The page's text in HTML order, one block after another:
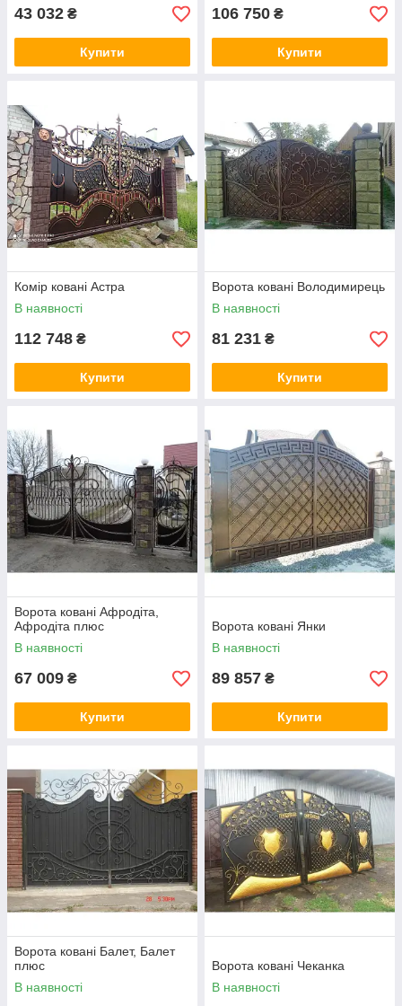
43 032 ₴
Купити
106 750 ₴
Купити
Комір ковані Астра
В наявності
112 748 ₴
Купити
Ворота ковані Володимирець
В наявності
81 231 ₴
Купити
Ворота ковані Афродіта,
Афродіта плюс
В наявності
67 009 ₴
Купити
Ворота ковані Янки
В наявності
89 857 ₴
Купити
Ворота ковані Балет, Балет
плюс
В наявності
Ворота ковані Чеканка
В наявності